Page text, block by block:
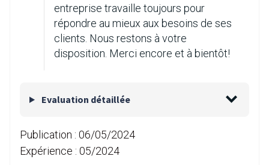
entreprise travaille toujours pour
répondre au mieux aux besoins de ses
clients. Nous restons à votre
disposition. Merci encore et à bientôt!
Evaluation détaillée
Publication : 06/05/2024
Expérience : 05/2024